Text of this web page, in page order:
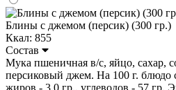
Блины с джемом (персик) (300 гр.)
Ккал: 855
Состав
Мука пшеничная в/с, яйцо, сахар,
персиковый джем. На 100 г. блюдо
жиров - 3,0 гр., углеводов - 57 гр.